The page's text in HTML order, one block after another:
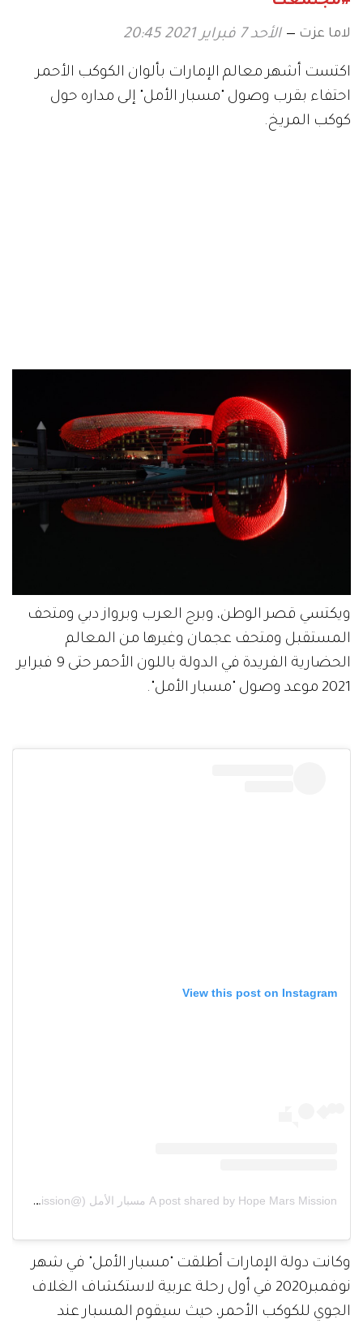
لاما عزت الأحد 7 فبراير 2021 20:45
اكتست أشهر معالم الإمارات بألوان الكوكب الأحمر
احتفاء بقرب وصول "مسبار الأمل" إلى مداره حول
كوكب المريخ.
ويكتسي قصر الوطن، وبرج العرب وبرواز دبي ومتحف
المستقبل ومتحف عجمان وغيرها من المعالم
الحضارية الفريدة في الدولة باللون الأحمر حتى 9 فبراير
2021 موعد وصول "مسبار الأمل".
View this post on Instagram
A post shared by Hope Mars Mission مسبار الأمل (@hopemarsmission)
وكانت دولة الإمارات أطلقت "مسبار الأمل" في شهر
نوفمبر2020 في أول رحلة عربية لاستكشاف الغلاف
الجوي للكوكب الأحمر، حيث سيقوم المسبار عند